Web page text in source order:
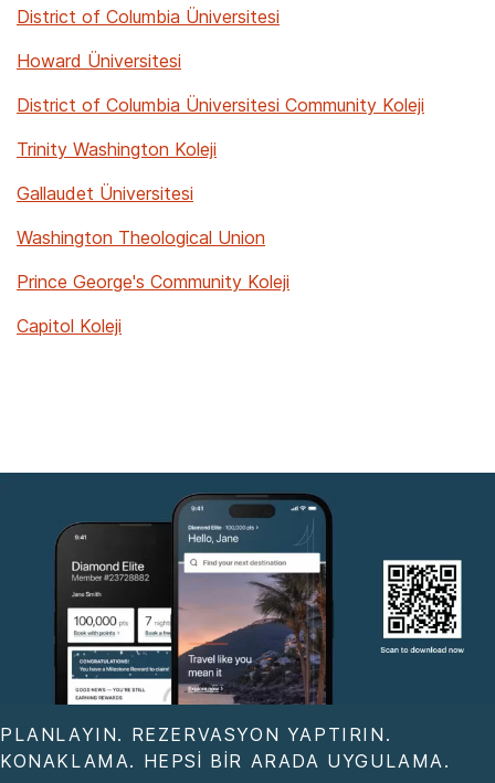
District of Columbia Üniversitesi
Howard Üniversitesi
District of Columbia Üniversitesi Community Koleji
Trinity Washington Koleji
Gallaudet Üniversitesi
Washington Theological Union
Prince George's Community Koleji
Capitol Koleji
PLANLAYIN. REZERVASYON YAPTIRIN.
KONAKLAMA. HEPSI BIR ARADA UYGULAMA.